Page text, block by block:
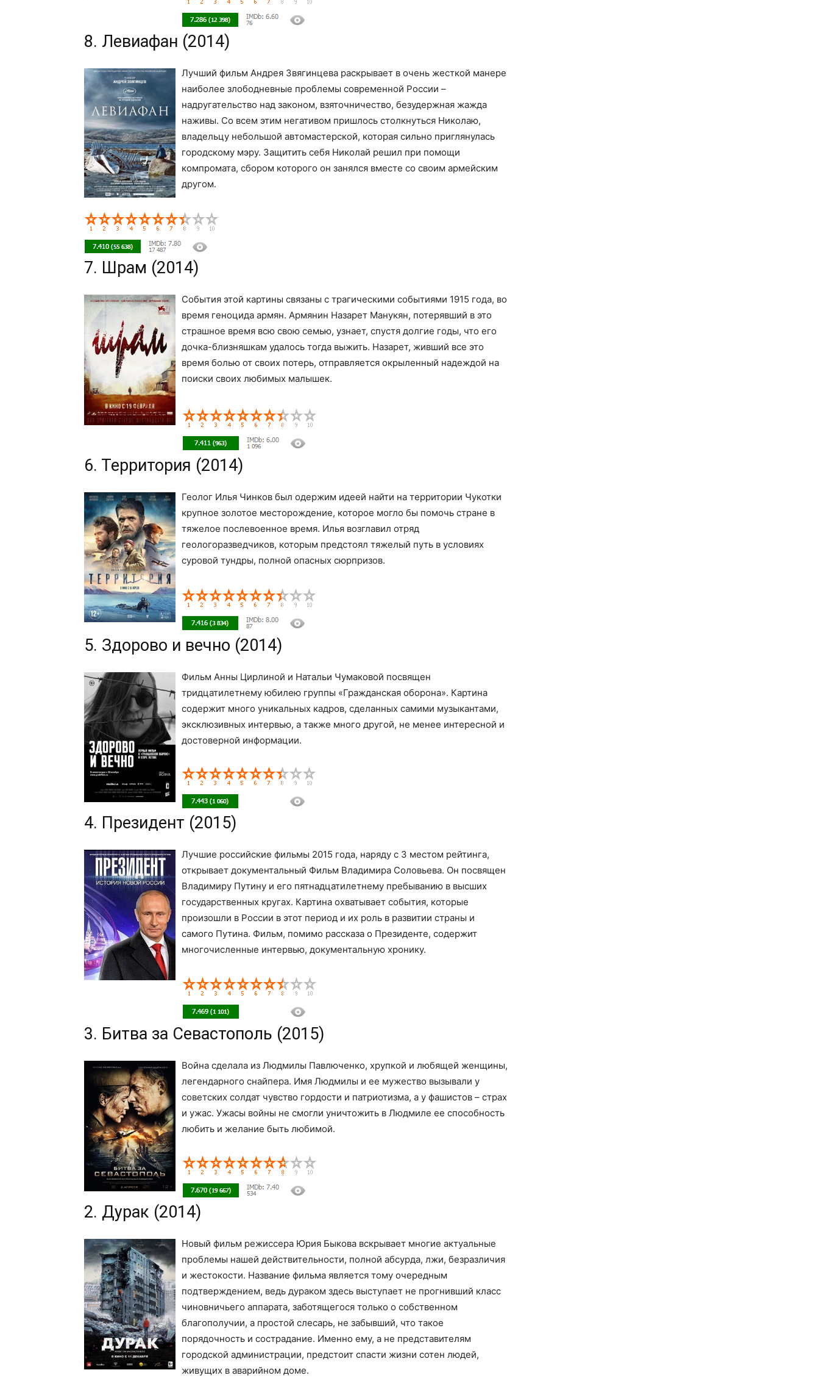
8. Левиафан (2014)
Лучший фильм Андрея Звягинцева раскрывает в очень жесткой манере
наиболее злободневные проблемы современной России –
надругательство над законом, взяточничество, безудержная жажда
наживы. Со всем этим негативом пришлось столкнуться Николаю,
владельцу небольшой автомастерской, которая сильно приглянулась
городскому мэру. Защитить себя Николай решил при помощи
компромата, сбором которого он занялся вместе со своим армейским
другом.
7. Шрам (2014)
События этой картины связаны с трагическими событиями 1915 года, во
время геноцида армян. Армянин Назарет Манукян, потерявший в это
страшное время всю свою семью, узнает, спустя долгие годы, что его
дочка-близняшкам удалось тогда выжить. Назарет, живший все это
время болью от своих потерь, отправляется окрыленный надеждой на
поиски своих любимых малышек.
6. Территория (2014)
Геолог Илья Чинков был одержим идеей найти на территории Чукотки
крупное золотое месторождение, которое могло бы помочь стране в
тяжелое послевоенное время. Илья возглавил отряд
геологоразведчиков, которым предстоял тяжелый путь в условиях
суровой тундры, полной опасных сюрпризов.
5. Здорово и вечно (2014)
Фильм Анны Цирлиной и Натальи Чумаковой посвящен
тридцатилетнему юбилею группы «Гражданская оборона». Картина
содержит много уникальных кадров, сделанных самими музыкантами,
эксклюзивных интервью, а также много другой, не менее интересной и
достоверной информации.
4. Президент (2015)
Лучшие российские фильмы 2015 года, наряду с 3 местом рейтинга,
открывает документальный Фильм Владимира Соловьева. Он посвящен
Владимиру Путину и его пятнадцатилетнему пребыванию в высших
государственных кругах. Картина охватывает события, которые
произошли в России в этот период и их роль в развитии страны и
самого Путина. Фильм, помимо рассказа о Президенте, содержит
многочисленные интервью, документальную хронику.
3. Битва за Севастополь (2015)
Война сделала из Людмилы Павлюченко, хрупкой и любящей женщины,
легендарного снайпера. Имя Людмилы и ее мужество вызывали у
советских солдат чувство гордости и патриотизма, а у фашистов – страх
и ужас. Ужасы войны не смогли уничтожить в Людмиле ее способность
любить и желание быть любимой.
2. Дурак (2014)
Новый фильм режиссера Юрия Быкова вскрывает многие актуальные
проблемы нашей действительности, полной абсурда, лжи, безразличия
и жестокости. Название фильма является тому очередным
подтверждением, ведь дураком здесь выступает не прогнивший класс
чиновничьего аппарата, заботящегося только о собственном
благополучии, а простой слесарь, не забывший, что такое
порядочность и сострадание. Именно ему, а не представителям
городской администрации, предстоит спасти жизни сотен людей,
живущих в аварийном доме.